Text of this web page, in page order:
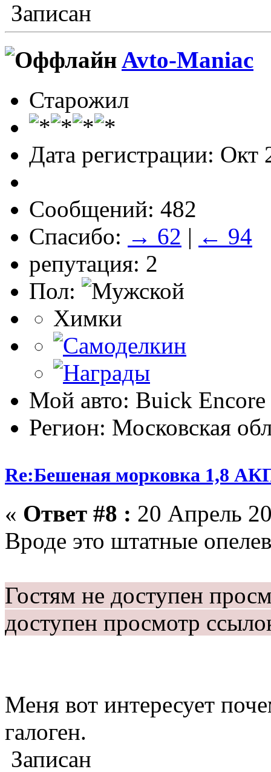
Записан
Avto-Maniac
Старожил
Дата регистрации: Окт
Сообщений: 482
Спасибо: → 62 | ← 94
репутация: 2
Пол:
Химки
Мой авто: Buick
Регион: Московская
Re:Бешеная морковка 1,8
« Ответ #8 : 20 Апрель
Вроде это штатные
Гостям не доступен
доступен просмотр
Меня вот интересует
галоген.
Записан